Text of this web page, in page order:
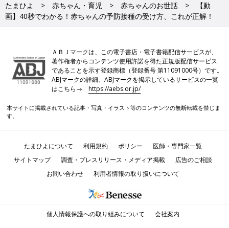
たまひよ 赤ちゃん・育児 赤ちゃんのお世話
【動
画】40秒でわかる！赤ちゃんの予防接種の受け方、これが正解！
ＡＢＪマークは、この電子書店・電子書籍配信サービスが、
著作権者からコンテンツ使用許諾を得た正規版配信サービス
であることを示す登録商標（登録番号 第11091000号）です。
ABJマークの詳細、ABJマークを掲示しているサービスの一覧
はこちら→https://aebs.or.jp/
本サイトに掲載されている記事・写真・イラスト等のコンテンツの無断転載を禁じま
す。
たまひよについて 利用規約 ポリシー
医師・専門家一覧
サイトマップ
調査・プレスリリース・メディア掲載
広告のご相談
お問い合わせ
利用者情報の取り扱いについて
個人情報保護への取り組みについて 会社案内